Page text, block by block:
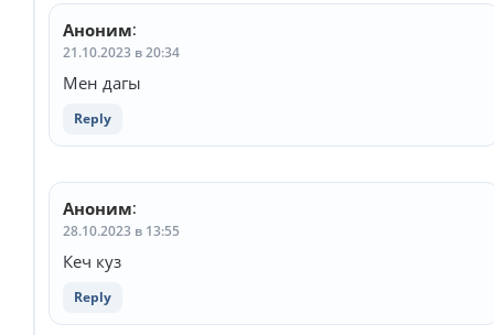
Аноним:
21.10.2023 в 20:34
Мен дагы
Reply
Аноним:
28.10.2023 в 13:55
Кеч куз
Reply